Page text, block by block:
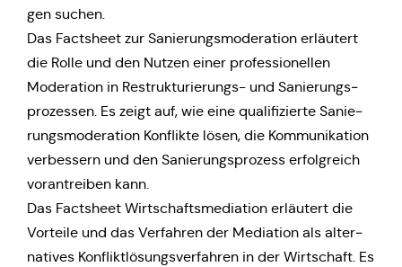
gen suchen.
Das Facts­heet zur Sanie­rungs­mo­de­ra­ti­on erläu­tert
die Rolle und den Nutzen einer pro­fes­sio­nel­len
Mode­ra­ti­on in Restruk­tu­rie­rungs- und Sanie­rungs­
pro­zes­sen. Es zeigt auf, wie eine qua­li­fi­zier­te Sanie­
rungs­mo­de­ra­ti­on Kon­flik­te lösen, die Kom­mu­ni­ka­ti­on
ver­bes­sern und den Sanie­rungs­pro­zess erfolg­reich
vor­an­trei­ben kann.
Das Facts­heet Wirt­schafts­me­dia­ti­on erläu­tert die
Vor­tei­le und das Ver­fah­ren der Media­ti­on als alter­
na­ti­ves Kon­flikt­lö­sungs­ver­fah­ren in der Wirt­schaft. Es